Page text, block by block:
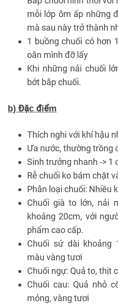
mỗi lớp ôm ấp những
mà sau này trở thành
1 buồng chuối có hơn
oằn mình đỡ lấy
Khi những nải chuối
bớt bắp chuối.
b) Đặc điểm
Thích nghi với khí hậu
Ưa nước, thường trồng
Sinh trưởng nhanh -> 1
Rễ chuối ko bám chặt
Phân loại chuối: Nhiều
Chuối già to lớn, nải
khoảng 20cm, với
phẩm cao cấp.
Chuối sứ dài khoảng
màu vàng tươi
Chuối ngự: Quả to, thịt
Chuối cau: Quả nhỏ
mỏng, vàng tươi